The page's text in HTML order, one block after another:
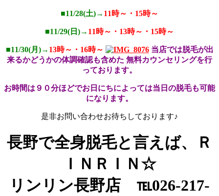
■11/28(土)→ 11時～・15時～
■11/29(日)→ 11時～・13時～・15時～
■11/30(月)→ 13時～・16時～
当店では脱毛が出
来るかどうかの体調確認も含めた 無料カウンセリングを行
っております。
お時間は９０分ほどでお日にちによっては当日の脱毛も可能
になります。
是非お問い合わせお待ちしております♪
長野で全身脱毛と言えば、Ｒ
ＩＮＲＩＮ☆
リンリン長野店 ℡026-217-